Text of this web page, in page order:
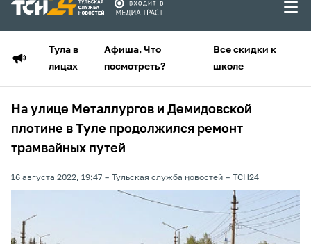
Тула в
лицах
Афиша. Что
посмотреть?
Все скидки к
школе
На улице Металлургов и Демидовской
плотине в Туле продолжился ремонт
трамвайных путей
16 августа 2022, 19:47 Тульская служба новостей ТСН24